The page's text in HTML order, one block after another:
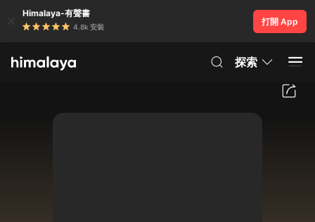
Himalaya-有聲書
4.8k 安裝
打開 App
探索